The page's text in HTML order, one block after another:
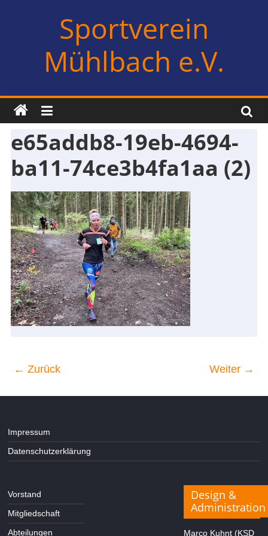
Sportverein
Mühlbach e.V.
e65addb8-19eb-4694-
ba11-74ce3b4fa1aa (2)
← Zurück Weiter →
Impressum
Datenschutzerklärung
Vorstand
Mitgliedschaft
Abteilungen
Design &
Administration
Marco Kuhnt (KSD